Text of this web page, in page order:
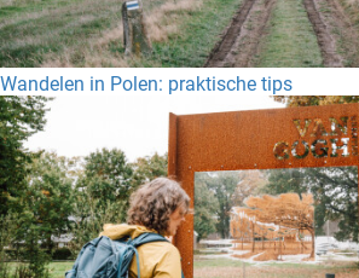
Wandelen in Polen: praktische tips